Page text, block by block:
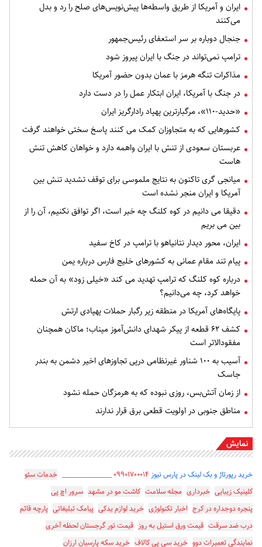
ایران و آمریکا از طریق واسطه‌ها پیش‌نویس‌های صلح را رد و بدل
می‌کنند
جنجال دوباره بر سر استعفای رئیس‌جمهور
ترامپ نمی‌تواند در جنگ با ایران پیروز شود
مذاکرات تنگه هرمز با عمان بدون حضور آمریکا
در جنگ با آمریکا، ایران ابتکار عمل را در دست دارد
«حدید-۱۱۰»، مرگبارترین پهپاد رادارگریز ایران
کشورهایی که به متجاوزان کمک می کنند پاسخ سختی خواهند گرفت
عربستان سعودی از تنش با ایران واهمه دارد و خواهان کاهش تنش
هاست
میانجی گری تاکنون به نتایج ملموسی برای توقف تشدید تنش بین
آمریکا و ایران منجر نشده است
دقیقا می دانیم در کوه کلنگ چه خبر است، اگر توافق نکنیم، آن را از
بین می بریم
ایران، محور دیدار نتانیاهو با ترامپ در کاخ سفید
پیام تند مقام عمانی به کشورهای خلیج فارس درباره یمن
درباره کوه کلنگ که ترامپ تهدید می کند «خیلی زود» به آن حمله
خواهد کرد، چه می‌دانیم؟
پایگاه‌های آمریکا در منطقه زیر رگبار حملات پهپادی ارتش
کشف ۶۲ قطعه از پیکر شهدای دانش‌آموز میناب؛ ماکان همچنان
مفقودالاثر است
آسیب به ۱۰۰ شناور غیرنظامی درپی تجاوزهای اخیر دشمن به بندر
جاسک
از زمان آتش‌بس، روزی نبوده که به هرمزگان حمله نشود
مناطق جنوبی در اولویت قطعی برق قرار ندارند
نمایش
خرید رپورتاژ و بک لینک در پارس نیوز ۰۹۹۰۱۷۰۰۰۱۴_________________ خدمات سئو
کلینیک زیبایی خبرداری مجله سلامت کاشت مو در مشهد سرور اچ پی
پنجره دوجداره در کرج اخبار تکنولوژی خرید لوازم یدکی پیامک تبلیغاتی پارچه قائم
درب ضد سرقت قیمت ورق استیل به روز قیمت تور گرجستان لحظه آخری
نمایندگی تعمیرات دوو خرید سی پی کالاف خرید سکه پارسیان ارزان